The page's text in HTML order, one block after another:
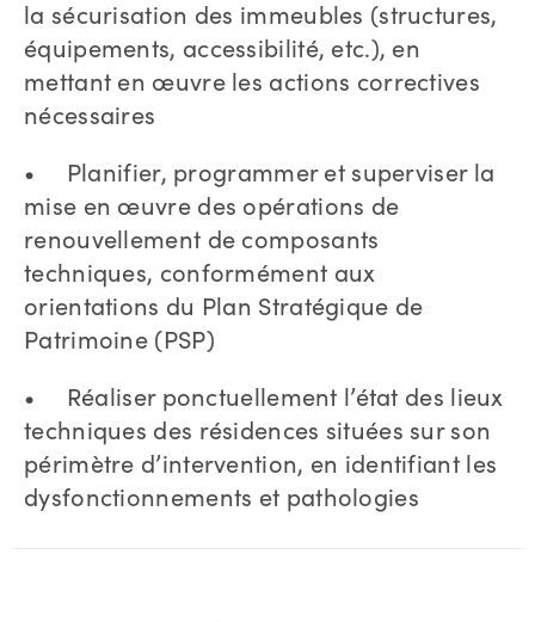
la sécurisation des immeubles (structures,
équipements, accessibilité, etc.), en
mettant en œuvre les actions correctives
nécessaires
• Planifier, programmer et superviser la
mise en œuvre des opérations de
renouvellement de composants
techniques, conformément aux
orientations du Plan Stratégique de
Patrimoine (PSP)
• Réaliser ponctuellement l’état des lieux
techniques des résidences situées sur son
périmètre d’intervention, en identifiant les
dysfonctionnements et pathologies